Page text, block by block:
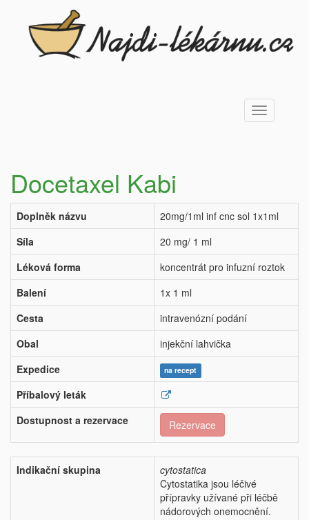
Toggle
navigation
Docetaxel Kabi
Doplněk názvu
20mg/1ml inf cnc sol 1x1ml
Síla
20 mg/ 1 ml
Léková forma
koncentrát pro infuzní roztok
Balení
1x 1 ml
Cesta
intravenózní podání
Obal
injekční lahvička
Expedice
na recept
Příbalový leták
Dostupnost a rezervace
Rezervace
Indikační skupina
cytostatica
Cytostatika jsou léčivé
přípravky užívané při léčbě
nádorových onemocnění.